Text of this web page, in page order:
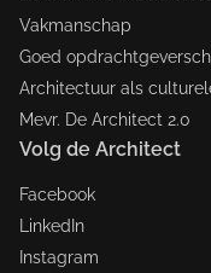
Vakmanschap
Goed
Architectuur als
Mevr. De Architect 2.0
Volg de Architect
Facebook
LinkedIn
Instagram